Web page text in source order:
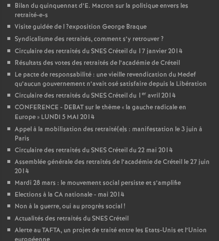
Bilan du quinquennat d’E. Macron sur la politique envers les
retraité-e-s
Visite guidée de l?exposition George Braque
Syndicalisme des retraités, comment s’y retrouver?
Circulaire des retraités duSNESCréteil du 17 janvier 2014
Résultats des votes des retraités de l’académie de Créteil
Le pacte de responsabilité : une vieille revendication du Medef
qu’aucun gouvernement n’avait osé satisfaire depuis la Libération
Circulaire des retraités duSNESCréteil du 1 er avril 2014
CONFERENCE - DEBATsur le thème « la gauche radicale en
Europe» LUNDI 5 MAI 2014
Appel à la mobilisation des retraité(e)s : manifestation le 3 juin à
Paris
Circulaire des retraités duSNESCréteil du 22 mai 2014
Assemblée générale des retraités de l’académie de Créteil le 27 juin
2014
Mardi 28 mars : le mouvement social persiste et s’amplifie
Elections à la CA nationale - mai 2014
Non à la guerre, oui au progrès social!
Actualités des retraités duSNESCréteil
Alerte auTAFTA, un projet de traité entre les Etats-Unis et l’Union